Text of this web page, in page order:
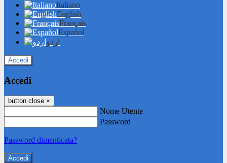
Italiano
English
Français
Español
اردو
Accedi
Accedi
button close ×
Nome Utente
Password
Password dimenticata?